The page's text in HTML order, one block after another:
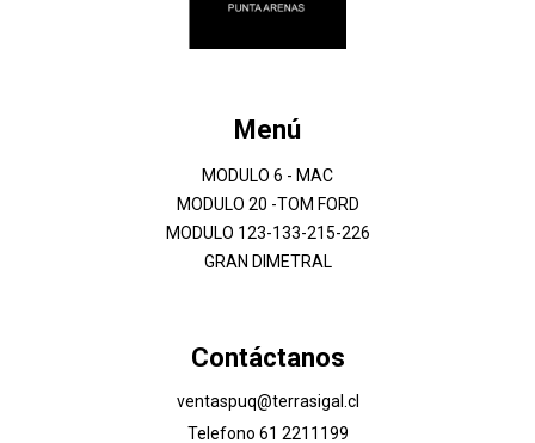
Menú
MODULO 6 - MAC
MODULO 20 -TOM FORD
MODULO 123-133-215-226
GRAN DIMETRAL
Contáctanos
ventaspuq@terrasigal.cl
Telefono 61 2211199